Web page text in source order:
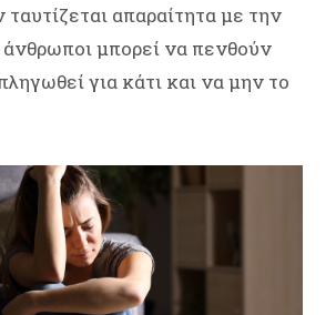
απαραίτητα με την
άνθρωποι μπορεί να πενθούν
για κάτι και να μην το